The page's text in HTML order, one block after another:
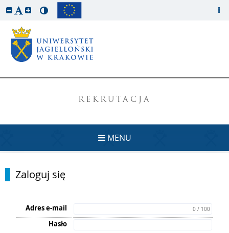
REKRUTACJA
MENU
Zaloguj się
Adres e-mail 0 / 100
Hasło